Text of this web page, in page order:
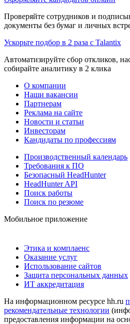
Проверяйте сотрудников и
документы без бумаг и личных
Ускорьте подбор в 2 раза с Talantix
Автоматизируйте сбор откликов,
собирайте аналитику в 2 клика
О компании
Наши вакансии
Партнерам
Реклама на сайте
Новости и статьи
Инвесторам
Кандидаты по профессиям
Производственный календарь
Требования к ПО
Безопасный HeadHunter
HeadHunter API
Поиск работы
Поиск по резюме
Мобильное приложение
Этика и комплаенс
Оказание услуг
Использование сайтов
Защита персональных данных
ИТ аккредитация
На информационном ресурсе hh.ru
рекомендательные технологии
предоставления информации на